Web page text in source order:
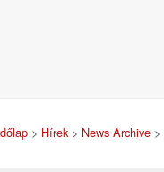
> Hírek > News Archive >